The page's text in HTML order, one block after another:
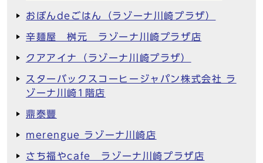
おぼんdeごはん（ラゾーナ川崎プラザ）
辛麺屋 桝元 ラゾーナ川崎プラザ店
クアアイナ（ラゾーナ川崎プラザ）
スターバックスコーヒージャパン株式会社 ラ
ゾーナ川崎1階店
鼎泰豐
merengue ラゾーナ川崎店
さち福やcafe ラゾーナ川崎プラザ店